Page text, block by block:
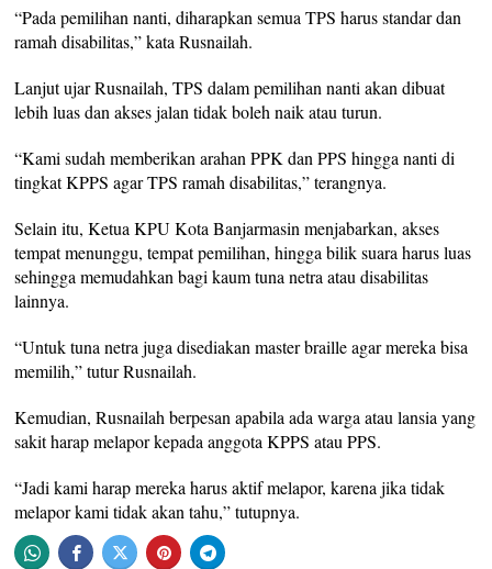
“Pada pemilihan nanti, diharapkan semua TPS harus standar dan
ramah disabilitas,” kata Rusnailah.
Lanjut ujar Rusnailah, TPS dalam pemilihan nanti akan dibuat
lebih luas dan akses jalan tidak boleh naik atau turun.
“Kami sudah memberikan arahan PPK dan PPS hingga nanti di
tingkat KPPS agar TPS ramah disabilitas,” terangnya.
Selain itu, Ketua KPU Kota Banjarmasin menjabarkan, akses
tempat menunggu, tempat pemilihan, hingga bilik suara harus luas
sehingga memudahkan bagi kaum tuna netra atau disabilitas
lainnya.
“Untuk tuna netra juga disediakan master braille agar mereka bisa
memilih,” tutur Rusnailah.
Kemudian, Rusnailah berpesan apabila ada warga atau lansia yang
sakit harap melapor kepada anggota KPPS atau PPS.
“Jadi kami harap mereka harus aktif melapor, karena jika tidak
melapor kami tidak akan tahu,” tutupnya.